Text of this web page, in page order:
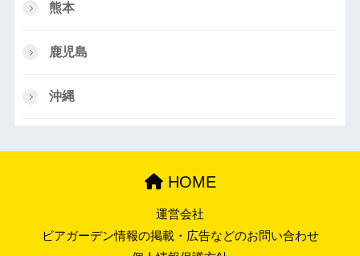
熊本
鹿児島
沖縄
HOME
運営会社
ビアガーデン情報の掲載・広告などのお問い合わせ